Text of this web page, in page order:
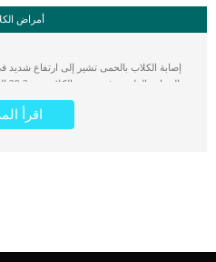
أمراض
إصابة الكلاب بالحمى تشير إلى ارتفاع
يمكن أن تكون بسبب عدوى أو الإفراط فى
أعراض نزلات البرد عند الكلاب وطرق العلاج
الحرارة إلى 41,1 درجة مئوية .
اقرأ